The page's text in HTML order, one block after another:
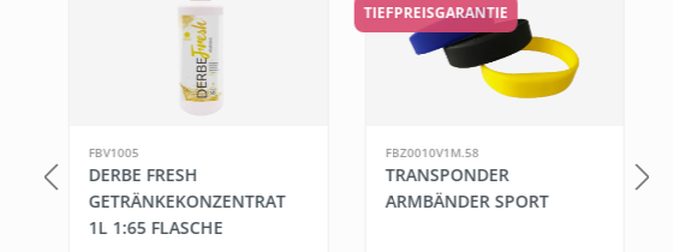
FBV1005
DERBE FRESH
GETRÄNKEKONZENTRAT
1L 1:65 FLASCHE
TIEFPREISGARANTIE
FBZ0010V1M.58
TRANSPONDER
ARMBÄNDER SPORT